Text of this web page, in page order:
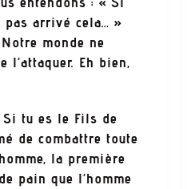
arrivé cela… »
monde ne
l’attaquer. Eh bien,
tu es le Fils de
de combattre toute
la première
pain que l’homme